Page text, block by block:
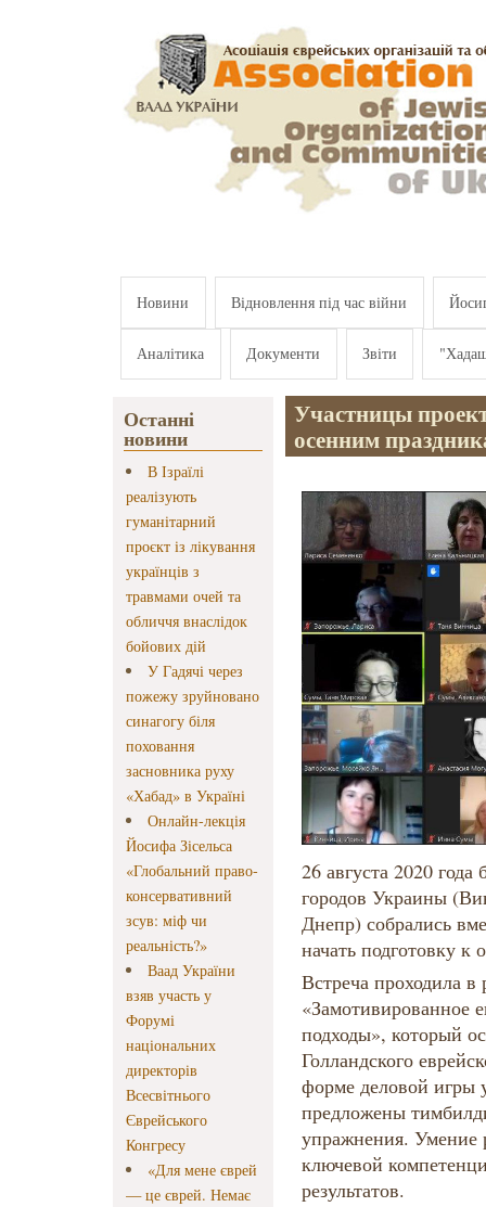
Новини Відновлення під час війни
Аналітика Документи Звіти
Останні
новини
В Ізраїлі
реалізують
гуманітарний
проєкт із лікування
українців з
травмами очей та
обличчя внаслідок
бойових дій
У Гадячі через
пожежу зруйновано
синагогу біля
поховання
засновника руху
«Хабад» в Україні
Онлайн-лекція
Йосифа Зісельса
«Глобальний право-
консервативний
зсув: міф чи
реальність?»
Ваад України
взяв участь у
Форумі
національних
директорів
Всесвітнього
Єврейського
Конгресу
«Для мене єврей
— це єврей. Немає
Участницы
осенним
26 августа 2020
городов Украины
Днепр) собрались
начать подготовку
Встреча проходила в
«Замотивированное
подходы», который
Голландского
форме деловой игры
предложены
упражнения. Умение
ключевой
результатов.